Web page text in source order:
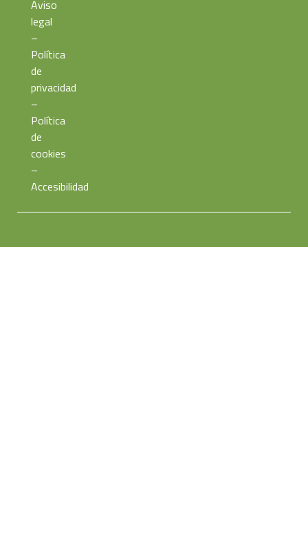
Aviso
legal
–
Política
de
privacidad
–
Política
de
cookies
–
Accesibilidad